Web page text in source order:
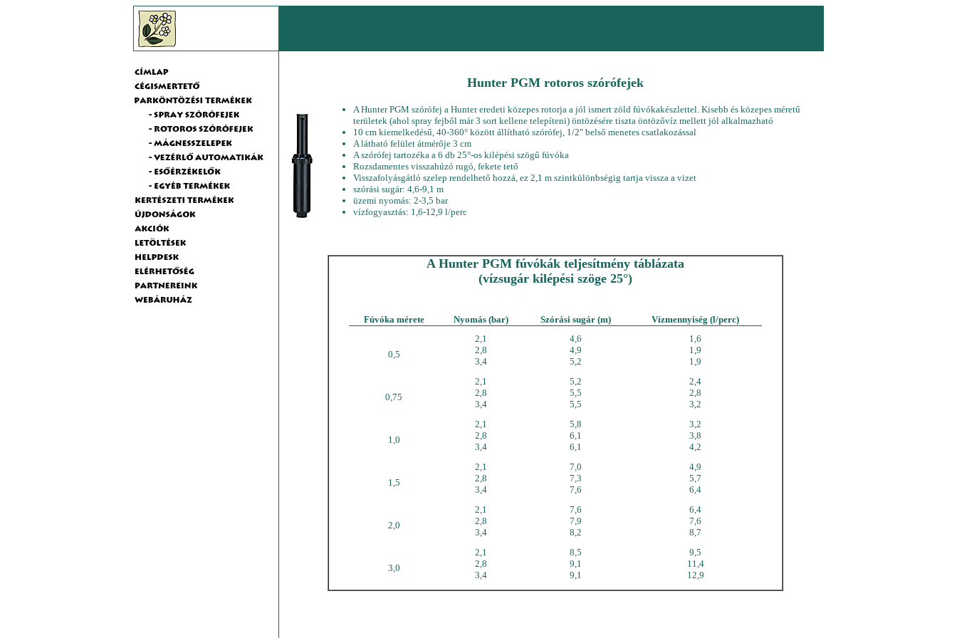
Hunter PGM rotoros szórófejek
A Hunter PGM szórófej a Hunter eredeti közepes rotorja a jól ismert zöld fúvókakészlettel. Kisebb és közepes méretű
területek (ahol spray fejből már 3 sort kellene telepíteni) öntözésére tiszta öntözővíz mellett jól alkalmazható
10 cm kiemelkedésű, 40-360° között állítható szórófej, 1/2" belső menetes csatlakozással
A látható felület átmérője 3 cm
A szórófej tartozéka a 6 db 25°-os kilépési szögű fúvóka
Rozsdamentes visszahúzó rugó, fekete tető
Visszafolyásgátló szelep rendelhető hozzá, ez 2,1 m szintkülönbségig tartja vissza a vizet
szórási sugár: 4,6-9,1 m
üzemi nyomás: 2-3,5 bar
vízfogyasztás: 1,6-12,9 l/perc
A Hunter PGM fúvókák teljesítmény táblázata
(vízsugár kilépési szöge 25°)
Fúvóka mérete Nyomás (bar) Szórási sugár (m) Vízmennyiség (l/perc)
0,5
2,1 4,6
1,6
2,8
4,9
1,9
3,4
5,2 1,9
0,75
2,1 5,2
2,4
2,8
5,5
2,8
3,4
5,5 3,2
1,0
2,1 5,8
3,2
2,8
6,1
3,8
3,4
6,1 4,2
1,5
2,1 7,0
4,9
2,8
7,3
5,7
3,4
7,6 6,4
2,0
2,1 7,6
6,4
2,8
7,9
7,6
3,4
8,2 8,7
3,0
2,1 8,5
9,5
2,8
9,1
11,4
3,4
9,1 12,9